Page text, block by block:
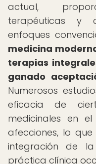
actual,
terapéuticas y
enfoques
medicina
terapias
ganado
Numerosos
eficacia de
medicinales en
afecciones, lo
integración de
práctica clínica